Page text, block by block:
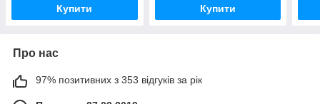
Купити Купити
Про нас
97% позитивних з 353 відгуків за рік